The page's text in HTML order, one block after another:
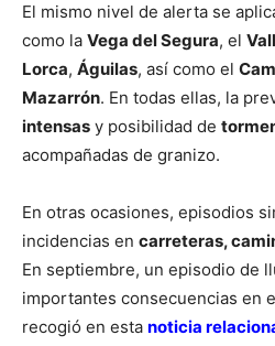
El mismo nivel de alerta se
como la Vega del Segura, el
Lorca, Águilas, así como el
Mazarrón. En todas ellas, la
intensas y posibilidad de
acompañadas de granizo.
En otras ocasiones, episodios
incidencias en carreteras,
En septiembre, un episodio de
importantes consecuencias en
recogió en esta noticia